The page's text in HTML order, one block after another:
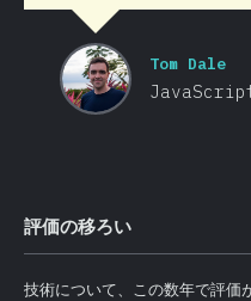
Tom Dale
評価の移ろい
技術について、この数年で評価